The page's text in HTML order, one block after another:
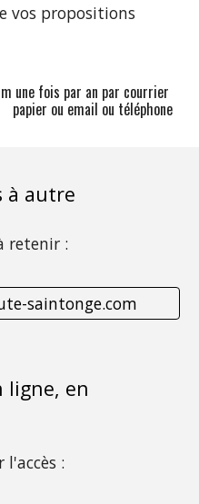
vos propositions
une fois par an par courrier
papier ou email ou téléphone
à autre
retenir :
saintonge.com
ligne, en
l'accès :